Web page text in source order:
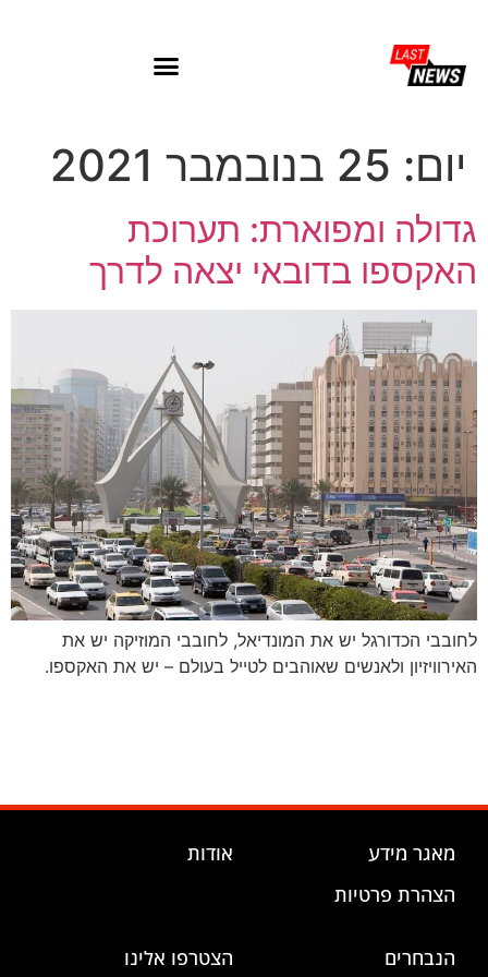
יום: 25 בנובמבר 2021
גדולה ומפוארת: תערוכת
האקספו בדובאי יצאה לדרך
לחובבי הכדורגל יש את המונדיאל, לחובבי המוזיקה יש את
האירוויזיון ולאנשים שאוהבים לטייל בעולם – יש את האקספו.
מאגר מידע
הצהרת פרטיות
אודות
הנבחרים הצטרפו אלינו